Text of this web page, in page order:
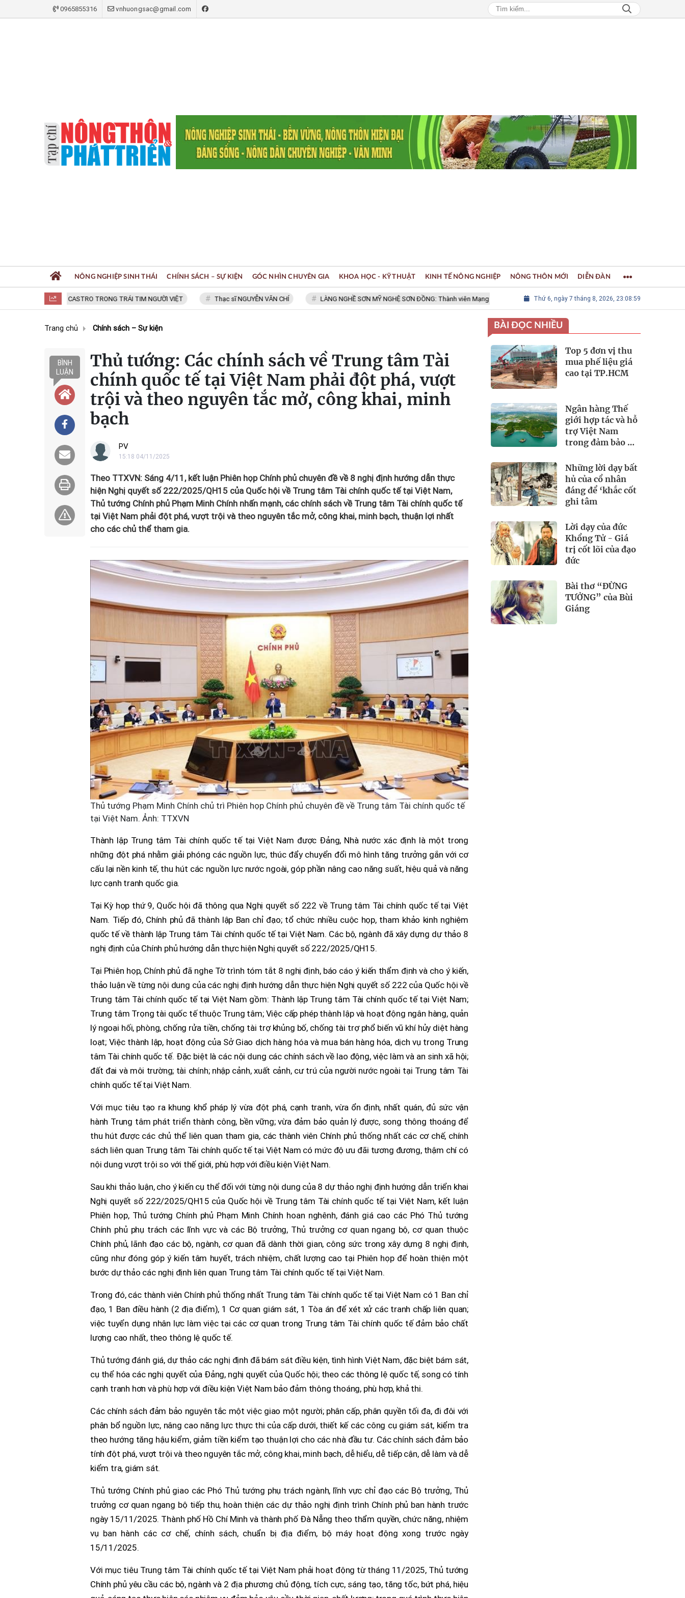
0965855316 vnhuongsac@gmail.com
FIDEL CASTRO TRONG TRÁI TIM NGƯỜI VIỆT Thạc sĩ NGUYỄN VĂN CHÍ LÀNG NGHỀ SƠN MỸ NGHỆ SƠN ĐỒNG: Thành viên Mạng lưới các Thành phố Thủ công sáng tạo Thế giới
Thứ 6, ngày 7 tháng 8, 2026, 23:09:00
NÔNG NGHIỆP SINH THÁI CHÍNH SÁCH – SỰ KIỆN GÓC NHÌN CHUYÊN GIA KHOA HỌC - KỸ THUẬT KINH TẾ NÔNG NGHIỆP NÔNG THÔN MỚI DIỄN ĐÀN
Trang chủ Chính sách – Sự kiện
BÌNH
LUẬN
Thủ tướng: Các chính sách về Trung tâm Tài
chính quốc tế tại Việt Nam phải đột phá, vượt
trội và theo nguyên tắc mở, công khai, minh
bạch
PV
15:18 04/11/2025
Theo TTXVN: Sáng 4/11, kết luận Phiên họp Chính phủ chuyên đề về 8 nghị định hướng dẫn thực
hiện Nghị quyết số 222/2025/QH15 của Quốc hội về Trung tâm Tài chính quốc tế tại Việt Nam,
Thủ tướng Chính phủ Phạm Minh Chính nhấn mạnh, các chính sách về Trung tâm Tài chính quốc tế
tại Việt Nam phải đột phá, vượt trội và theo nguyên tắc mở, công khai, minh bạch, thuận lợi nhất
cho các chủ thể tham gia.
Thủ tướng Phạm Minh Chính chủ trì Phiên họp Chính phủ chuyên đề về Trung tâm Tài chính quốc tế
tại Việt Nam. Ảnh: TTXVN
Thành lập Trung tâm Tài chính quốc tế tại Việt Nam được Đảng, Nhà nước xác định là một trong
những đột phá nhằm giải phóng các nguồn lực, thúc đẩy chuyển đổi mô hình tăng trưởng gắn với cơ
cấu lại nền kinh tế, thu hút các nguồn lực nước ngoài, góp phần nâng cao năng suất, hiệu quả và năng
lực cạnh tranh quốc gia.
Tại Kỳ họp thứ 9, Quốc hội đã thông qua Nghị quyết số 222 về Trung tâm Tài chính quốc tế tại Việt
Nam. Tiếp đó, Chính phủ đã thành lập Ban chỉ đạo; tổ chức nhiều cuộc họp, tham khảo kinh nghiệm
quốc tế về thành lập Trung tâm Tài chính quốc tế tại Việt Nam. Các bộ, ngành đã xây dựng dự thảo 8
nghị định của Chính phủ hướng dẫn thực hiện Nghị quyết số 222/2025/QH15.
Tại Phiên họp, Chính phủ đã nghe Tờ trình tóm tắt 8 nghị định, báo cáo ý kiến thẩm định và cho ý kiến,
thảo luận về từng nội dung của các nghị định hướng dẫn thực hiện Nghị quyết số 222 của Quốc hội về
Trung tâm Tài chính quốc tế tại Việt Nam gồm: Thành lập Trung tâm Tài chính quốc tế tại Việt Nam;
Trung tâm Trọng tài quốc tế thuộc Trung tâm; Việc cấp phép thành lập và hoạt động ngân hàng, quản
lý ngoại hối, phòng, chống rửa tiền, chống tài trợ khủng bố, chống tài trợ phổ biến vũ khí hủy diệt hàng
loạt; Việc thành lập, hoạt động của Sở Giao dịch hàng hóa và mua bán hàng hóa, dịch vụ trong Trung
tâm Tài chính quốc tế. Đặc biệt là các nội dung các chính sách về lao động, việc làm và an sinh xã hội;
đất đai và môi trường; tài chính; nhập cảnh, xuất cảnh, cư trú của người nước ngoài tại Trung tâm Tài
chính quốc tế tại Việt Nam.
Với mục tiêu tạo ra khung khổ pháp lý vừa đột phá, cạnh tranh, vừa ổn định, nhất quán, đủ sức vận
hành Trung tâm phát triển thành công, bền vững; vừa đảm bảo quản lý được, song thông thoáng để
thu hút được các chủ thể liên quan tham gia, các thành viên Chính phủ thống nhất các cơ chế, chính
sách liên quan Trung tâm Tài chính quốc tế tại Việt Nam có mức độ ưu đãi tương đương, thậm chí có
nội dung vượt trội so với thế giới, phù hợp với điều kiện Việt Nam.
Sau khi thảo luận, cho ý kiến cụ thể đối với từng nội dung của 8 dự thảo nghị định hướng dẫn triển khai
Nghị quyết số 222/2025/QH15 của Quốc hội về Trung tâm Tài chính quốc tế tại Việt Nam, kết luận
Phiên họp, Thủ tướng Chính phủ Phạm Minh Chính hoan nghênh, đánh giá cao các Phó Thủ tướng
Chính phủ phụ trách các lĩnh vực và các Bộ trưởng, Thủ trưởng cơ quan ngang bộ, cơ quan thuộc
Chính phủ, lãnh đạo các bộ, ngành, cơ quan đã dành thời gian, công sức trong xây dựng 8 nghị định,
cũng như đóng góp ý kiến tâm huyết, trách nhiệm, chất lượng cao tại Phiên họp để hoàn thiện một
bước dự thảo các nghị định liên quan Trung tâm Tài chính quốc tế tại Việt Nam.
Trong đó, các thành viên Chính phủ thống nhất Trung tâm Tài chính quốc tế tại Việt Nam có 1 Ban chỉ
đạo, 1 Ban điều hành (2 địa điểm), 1 Cơ quan giám sát, 1 Tòa án để xét xử các tranh chấp liên quan;
việc tuyển dụng nhân lực làm việc tại các cơ quan trong Trung tâm Tài chính quốc tế đảm bảo chất
lượng cao nhất, theo thông lệ quốc tế.
Thủ tướng đánh giá, dự thảo các nghị định đã bám sát điều kiện, tình hình Việt Nam, đặc biệt bám sát,
cụ thể hóa các nghị quyết của Đảng, nghị quyết của Quốc hội; theo các thông lệ quốc tế, song có tính
cạnh tranh hơn và phù hợp với điều kiện Việt Nam bảo đảm thông thoáng, phù hợp, khả thi.
Các chính sách đảm bảo nguyên tắc một việc giao một người; phân cấp, phân quyền tối đa, đi đôi với
phân bổ nguồn lực, nâng cao năng lực thực thi của cấp dưới, thiết kế các công cụ giám sát, kiểm tra
theo hướng tăng hậu kiểm, giảm tiền kiểm tạo thuận lợi cho các nhà đầu tư. Các chính sách đảm bảo
tính đột phá, vượt trội và theo nguyên tắc mở, công khai, minh bạch, dễ hiểu, dễ tiếp cận, dễ làm và dễ
kiểm tra, giám sát.
Thủ tướng Chính phủ giao các Phó Thủ tướng phụ trách ngành, lĩnh vực chỉ đạo các Bộ trưởng, Thủ
trưởng cơ quan ngang bộ tiếp thu, hoàn thiện các dự thảo nghị định trình Chính phủ ban hành trước
ngày 15/11/2025. Thành phố Hồ Chí Minh và thành phố Đà Nẵng theo thẩm quyền, chức năng, nhiệm
vụ ban hành các cơ chế, chính sách, chuẩn bị địa điểm, bộ máy hoạt động xong trước ngày
15/11/2025.
Với mục tiêu Trung tâm Tài chính quốc tế tại Việt Nam phải hoạt động từ tháng 11/2025, Thủ tướng
Chính phủ yêu cầu các bộ, ngành và 2 địa phương chủ động, tích cực, sáng tạo, tăng tốc, bứt phá, hiệu
BÀI ĐỌC NHIỀU
Top 5 đơn vị thu
mua phế liệu giá
cao tại TP.HCM
Ngân hàng Thế
giới hợp tác và hỗ
trợ Việt Nam
trong đảm bảo an
Những lời dạy bất
hủ của cổ nhân
đáng để ‘khắc cốt
ghi tâm
Lời dạy của đức
Khổng Tử - Giá
trị cốt lõi của đạo
đức
Bài thơ “ĐỪNG
TƯỞNG” của Bùi
Giáng